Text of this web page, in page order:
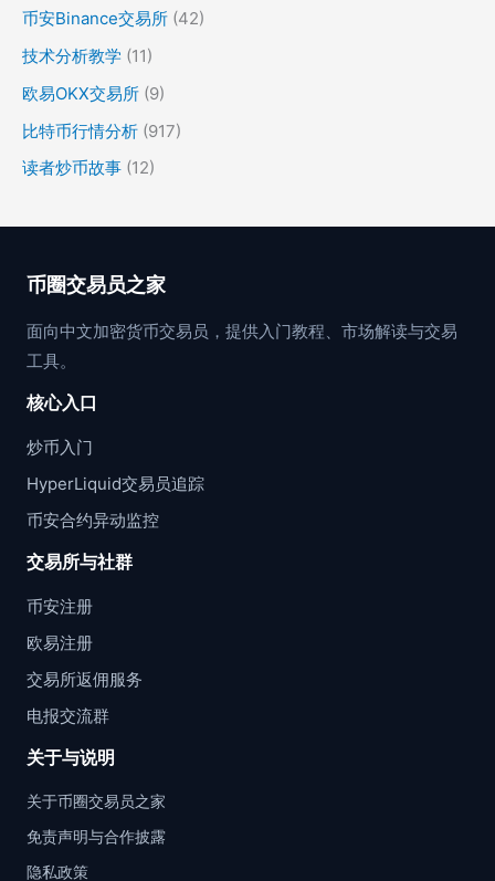
币安Binance交易所 (42)
技术分析教学 (11)
欧易OKX交易所 (9)
比特币行情分析 (917)
读者炒币故事 (12)
币圈交易员之家
面向中文加密货币交易员，提供入门教程、市场解读与交易
工具。
核心入口
炒币入门
HyperLiquid交易员追踪
币安合约异动监控
交易所与社群
币安注册
欧易注册
交易所返佣服务
电报交流群
关于与说明
关于币圈交易员之家
免责声明与合作披露
隐私政策